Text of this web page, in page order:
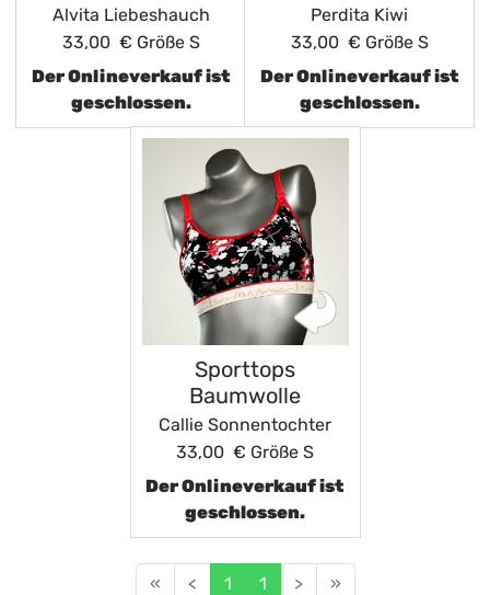
Alvita Liebeshauch
33,00 € Größe S
Der Onlineverkauf ist
geschlossen.
Perdita Kiwi
33,00 € Größe S
Der Onlineverkauf ist
geschlossen.
Sporttops
Baumwolle
Callie Sonnentochter
33,00 € Größe S
Der Onlineverkauf ist
geschlossen.
« < 1 1 > »